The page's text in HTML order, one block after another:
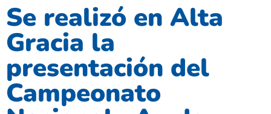
Se realizó en Alta
Gracia la
presentación del
Campeonato